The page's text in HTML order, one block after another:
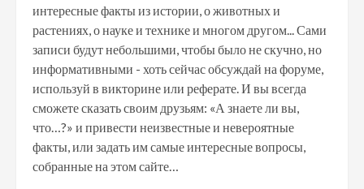
интересные факты из истории, о животных и
растениях, о науке и технике и многом другом... Сами
записи будут небольшими, чтобы было не скучно, но
информативными - хоть сейчас обсуждай на форуме,
используй в викторине или реферате. И вы всегда
сможете сказать своим друзьям: «А знаете ли вы,
что…?» и привести неизвестные и невероятные
факты, или задать им самые интересные вопросы,
собранные на этом сайте…